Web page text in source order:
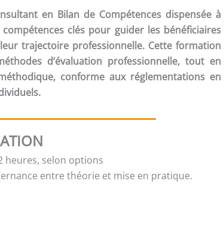
en Bilan de Compétences dispensée à
clés pour guider les bénéficiaires
leur trajectoire professionnelle. Cette formation
d’évaluation professionnelle, tout en
conforme aux réglementations en
heures, selon options
entre théorie et mise en pratique.